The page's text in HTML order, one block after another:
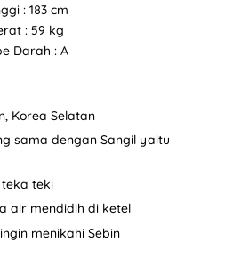
: 183 cm
: 59 kg
Darah : A
Korea Selatan
sama dengan Sangil yaitu
teki
air mendidih di ketel
menikahi Sebin